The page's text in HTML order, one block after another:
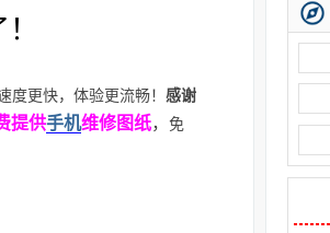
度更快，体验更流畅！ 感谢
提供手机维修图纸， 免